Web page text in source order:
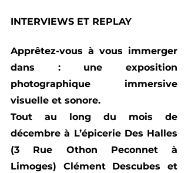
INTERVIEWS ET REPLAY
Apprêtez-vous à vous immerger
dans : une exposition
photographique immersive
visuelle et sonore.
Tout au long du mois de
décembre à L’épicerie Des Halles
(3 Rue Othon Peconnet à
Limoges) Clément Descubes et